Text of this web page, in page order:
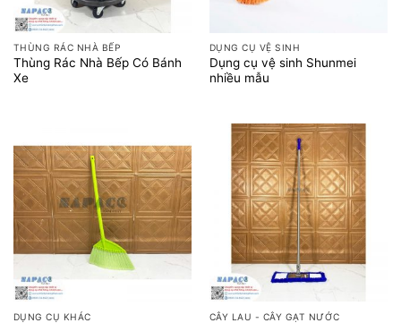
THÙNG RÁC NHÀ BẾP
Thùng Rác Nhà Bếp Có Bánh
Xe
DỤNG CỤ VỆ SINH
Dụng cụ vệ sinh Shunmei
nhiều mẫu
DỤNG CỤ KHÁC CÂY LAU - CÂY GẠT NƯỚC